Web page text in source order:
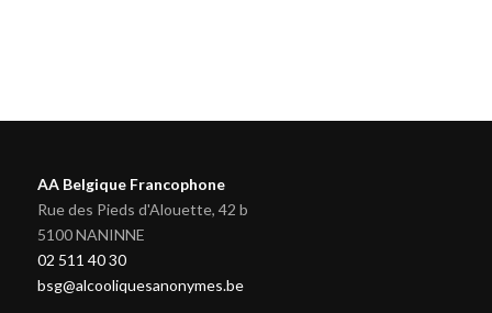
AA Belgique Francophone
Rue des Pieds d'Alouette, 42 b
5100 NANINNE
02 511 40 30
bsg@alcooliquesanonymes.be